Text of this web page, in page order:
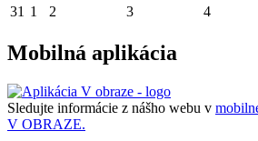
31 1 2 3 4
Mobilná aplikácia
Sledujte informácie z nášho webu v
V OBRAZE.